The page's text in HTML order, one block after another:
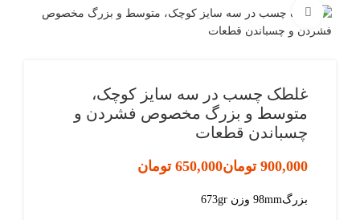
بزرگنمایی تصویر
غلطک چسب در سه سایز کوچک،
متوسط و بزرگ مخصوص فشردن و
چسباندن قطعات
تومان تومان
بزرگ98mm وزن 673gr